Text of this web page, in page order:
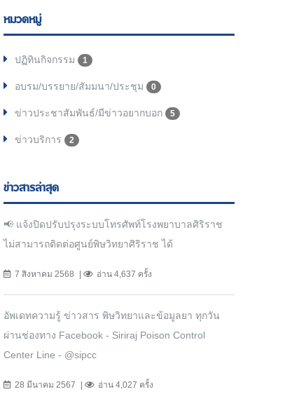
หมวดหมู่
ปฏิทินกิจกรรม 1
อบรม/บรรยาย/สัมมนา/ประชุม 0
ข่าวประชาสัมพันธ์/มีข่าวอยากบอก 5
ข่าวบริการ 2
ข่าวสารล่าสุด
📢 แจ้งปิดปรับปรุงระบบโทรศัพท์โรงพยาบาลศิริราช
ไม่สามารถติดต่อศูนย์พิษวิทยาศิริราช ได้
7 สิงหาคม 2568 อ่าน 4,637 ครั้ง
อัพเดทความรู้ ข่าวสาร พิษวิทยาและข้อมูลยา ทุกวัน
ผ่านช่องทาง Facebook - Siriraj Poison Control
Center Line - @sipcc
28 มีนาคม 2567 อ่าน 4,027 ครั้ง